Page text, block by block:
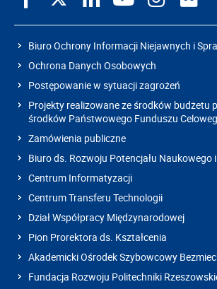
Biuro Ochrony Informacji Niejawnych i
Ochrona Danych Osobowych
Postępowanie w sytuacji zagrożeń
Projekty realizowane ze środków budżetu
środków Państwowego Funduszu
Zamówienia publiczne
Biuro ds. Rozwoju Potencjału Naukowego
Centrum Informatyzacji
Centrum Transferu Technologii
Dział Współpracy Międzynarodowej
Pion Prorektora ds. Kształcenia
Akademicki Ośrodek Szybowcowy
Fundacja Rozwoju Politechniki